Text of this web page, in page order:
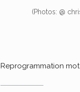
(Photos: @
Reprogrammation